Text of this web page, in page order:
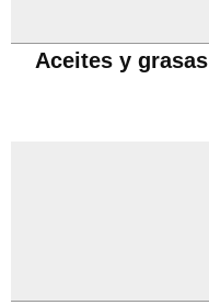
Aceites y grasas